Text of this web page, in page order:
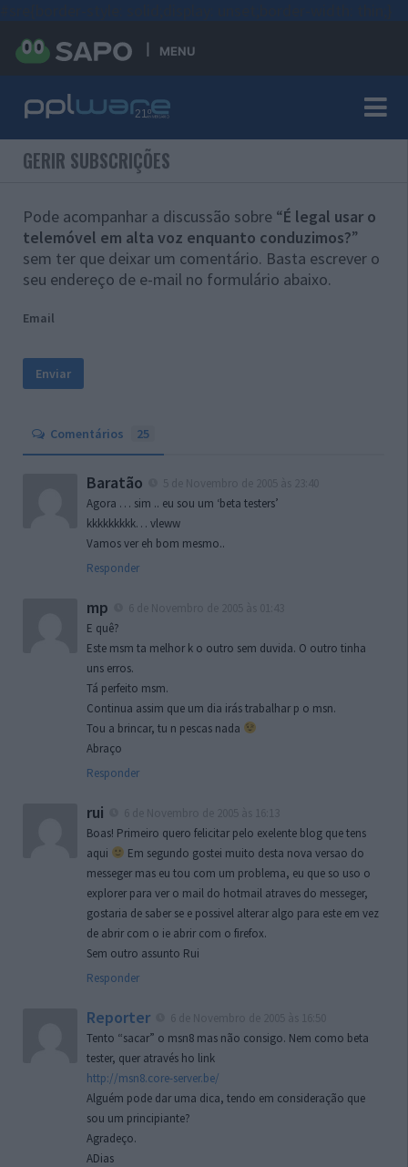
MENU
GERIR SUBSCRIÇÕES
Pode acompanhar a discussão sobre “É legal usar o
telemóvel em alta voz enquanto conduzimos?”
sem ter que deixar um comentário. Basta escrever o
seu endereço de e-mail no formulário abaixo.
Email
Comentários 25
Baratão
Agora … sim .. eu sou um ‘beta testers’
kkkkkkkkk… vleww
Vamos ver eh bom mesmo..
Responder
mp
E quê?
Este msm ta melhor k o outro sem duvida. O outro tinha
uns erros.
Tá perfeito msm.
Continua assim que um dia irás trabalhar p o msn.
Tou a brincar, tu n pescas nada
Abraço
Responder
rui
Boas! Primeiro quero felicitar pelo exelente blog que tens
aqui
Em segundo gostei muito desta nova versao do
messeger mas eu tou com um problema, eu que so uso o
explorer para ver o mail do hotmail atraves do messeger,
gostaria de saber se e possivel alterar algo para este em vez
de abrir com o ie abrir com o firefox.
Sem outro assunto Rui
Responder
Reporter
Tento “sacar” o msn8 mas não consigo. Nem como beta
tester, quer através ho link
http://msn8.core-server.be/
Alguém pode dar uma dica, tendo em consideração que
sou um principiante?
Agradeço.
ADias